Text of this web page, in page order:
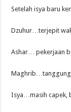
Setelah isya baru
Dzuhur…terjepit
Ashar… pekerjaan
Isya…masih capek,